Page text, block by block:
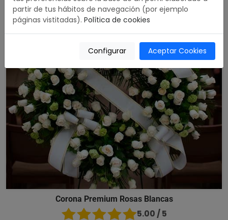
Corona Premium Rosas Blancas
5.00 / 5
partir de tus hábitos de navegación (por ejemplo
páginas vistitadas). Política de cookies
Configurar Aceptar Cookies